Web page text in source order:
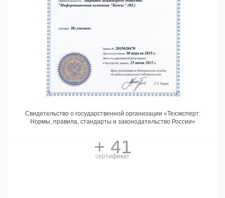
Свидетельство о государственной организации «Техэксперт:
Нормы, правила, стандарты и законодательство России»
+ 41
сертификат